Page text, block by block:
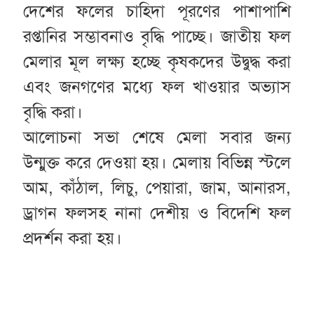
দেশের ফলের চাহিদা পূরণের পাশাপাশি
রপ্তানির সম্ভাবনাও বৃদ্ধি পাচ্ছে। জাতীয় ফল
মেলার মূল লক্ষ্য হচ্ছে কৃষকদের উদ্বুদ্ধ করা
এবং জনগণের মধ্যে ফল খাওয়ার অভ্যাস
বৃদ্ধি করা।
আলোচনা সভা শেষে মেলা সবার জন্য
উন্মুক্ত করে দেওয়া হয়। মেলায় বিভিন্ন স্টলে
আম, কাঁঠাল, লিচু, পেয়ারা, জাম, আনারস,
ড্রাগন ফলসহ নানা দেশীয় ও বিদেশি ফল
প্রদর্শন করা হয়।